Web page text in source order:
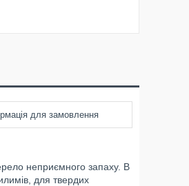
для замовлення
неприємного запаху. В
для твердих